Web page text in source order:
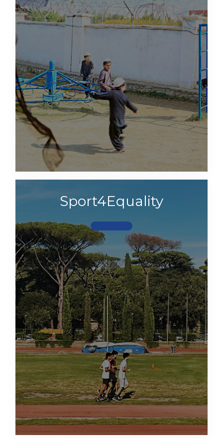
Sport4Equality
Scopri di più